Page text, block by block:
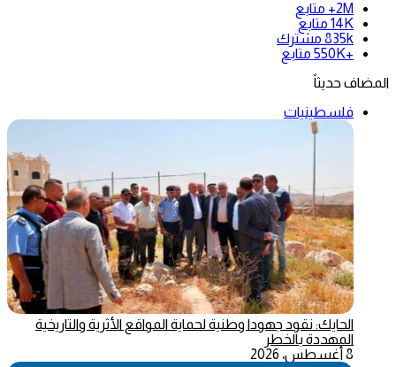
2M+
متابع
14K متابع
835k مشترك
+550K
متابع
المضاف حديثاً
فلسطينيات
الحايك: نقود جهودا وطنية لحماية المواقع الأثرية والتاريخية
المهددة بالخطر
8 أغسطس، 2026